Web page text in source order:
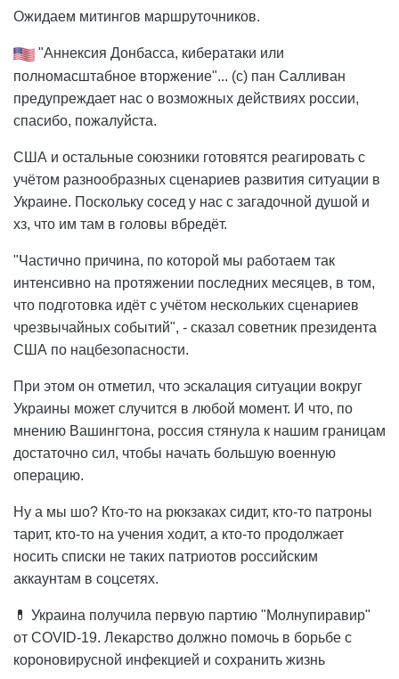
Ожидаем митингов маршруточников.
"Аннексия Донбасса, кибератаки или
полномасштабное вторжение"... (с) пан Салливан
предупреждает нас о возможных действиях россии,
спасибо, пожалуйста.
США и остальные союзники готовятся реагировать с
учётом разнообразных сценариев развития ситуации в
Украине. Поскольку сосед у нас с загадочной душой и
хз, что им там в головы вбредёт.
"Частично причина, по которой мы работаем так
интенсивно на протяжении последних месяцев, в том,
что подготовка идёт с учётом нескольких сценариев
чрезвычайных событий", - сказал советник президента
США по нацбезопасности.
При этом он отметил, что эскалация ситуации вокруг
Украины может случится в любой момент. И что, по
мнению Вашингтона, россия стянула к нашим границам
достаточно сил, чтобы начать большую военную
операцию.
Ну а мы шо? Кто-то на рюкзаках сидит, кто-то патроны
тарит, кто-то на учения ходит, а кто-то продолжает
носить списки не таких патриотов российским
аккаунтам в соцсетях.
💊 Украина получила первую партию "Молнупиравир"
от COVID-19. Лекарство должно помочь в борьбе с
короновирусной инфекцией и сохранить жизнь